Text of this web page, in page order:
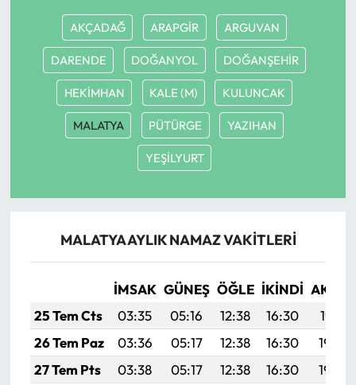
AKÇADAĞ ARAPGİR ARGUVAN
DARENDE DOĞANYOL DOĞANŞEHİR
HEKİMHAN KALE (M) KULUNCAK
MALATYA PÜTÜRGE YAZIHAN
YEŞİLYURT
MALATYA AYLIK NAMAZ VAKITLERI
İMSAK GÜNEŞ ÖĞLE İKINDI
25 Tem Cts
03:35 05:16 12:38 16:30
19:51
26 Tem Paz
03:36 05:17 12:38 16:30
19:50
27 Tem Pts
03:38 05:17 12:38 16:30
19:49
Mecitözü Haberleri
Oğuzlar Haberleri
Ortaköy Haberleri
Osmancık Haberleri
Otomotiv
Resmi İlan
Resmi Reklam
Sağlık
Siyaset